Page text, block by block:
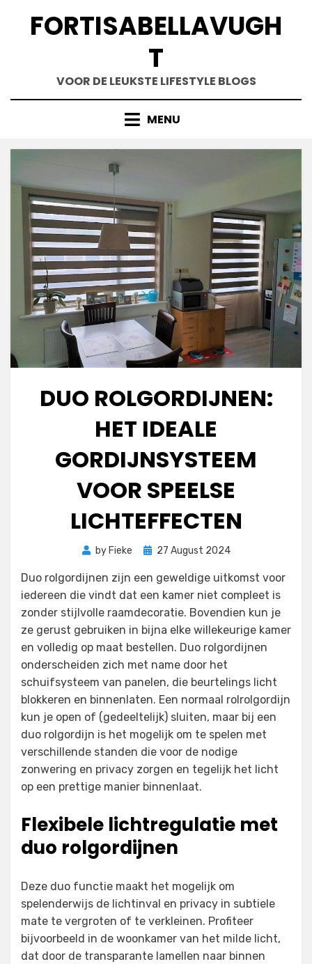
FORTISABELLAVUGH
T
VOOR DE LEUKSTE LIFESTYLE BLOGS
MENU
DUO ROLGORDIJNEN:
HET IDEALE
GORDIJNSYSTEEM
VOOR SPEELSE
LICHTEFFECTEN
by Fieke
Posted
27 August 2024
Duo rolgordijnen zijn een geweldige uitkomst voor
iedereen die vindt dat een kamer niet compleet is
zonder stijlvolle raamdecoratie. Bovendien kun je
ze gerust gebruiken in bijna elke willekeurige kamer
en volledig op maat bestellen. Duo rolgordijnen
onderscheiden zich met name door het
schuifsysteem van panelen, die beurtelings licht
blokkeren en binnenlaten. Een normaal rolrolgordijn
kun je open of (gedeeltelijk) sluiten, maar bij een
duo rolgordijn is het mogelijk om te spelen met
verschillende standen die voor de nodige
zonwering en privacy zorgen en tegelijk het licht
op een prettige manier binnenlaat.
Flexibele lichtregulatie met
duo rolgordijnen
Deze duo functie maakt het mogelijk om
spelenderwijs de lichtinval en privacy in subtiele
mate te vergroten of te verkleinen. Profiteer
bijvoorbeeld in de woonkamer van het milde licht,
dat door de transparante lamellen naar binnen